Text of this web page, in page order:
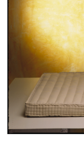
Angemeldet bleiben